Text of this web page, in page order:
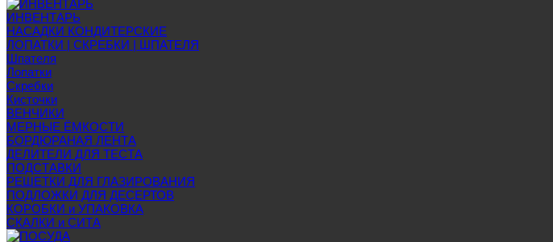
ИНВЕНТАРЬ
НАСАДКИ КОНДИТЕРСКИЕ
ЛОПАТКИ | СКРЕБКИ | ШПАТЕЛЯ
Шпателя
Лопатки
Скребки
Кисточки
ВЕНЧИКИ
МЕРНЫЕ ЁМКОСТИ
БОРДЮРАНАЯ ЛЕНТА
ДЕЛИТЕЛИ ДЛЯ ТЕСТА
ПОДСТАВКИ
РЕШЕТКИ ДЛЯ ГЛАЗИРОВАНИЯ
ПОДЛОЖКИ ДЛЯ ДЕСЕРТОВ
КОРОБКИ и УПАКОВКА
СКАЛКИ и СИТА